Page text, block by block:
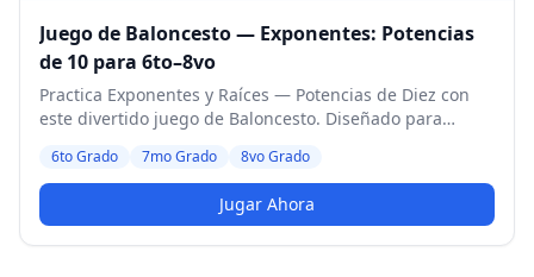
Juego de Baloncesto — Exponentes: Potencias
de 10 para 6to–8vo
Practica Exponentes y Raíces — Potencias de Diez con
este divertido juego de Baloncesto. Diseñado para
6to Grado 7mo Grado 8vo Grado
Jugar Ahora